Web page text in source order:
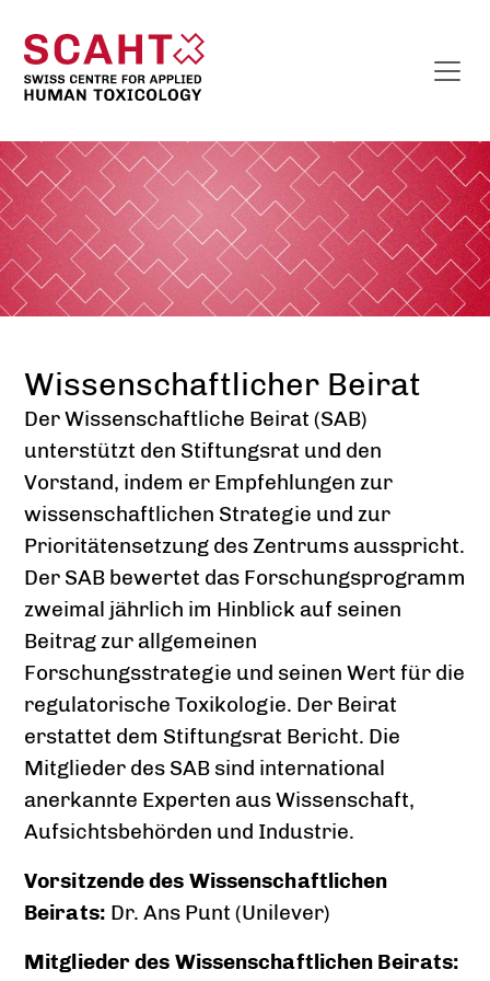
Wissenschaftlicher Beirat
Der Wissenschaftliche Beirat (SAB)
unterstützt den Stiftungsrat und den
Vorstand, indem er Empfehlungen zur
wissenschaftlichen Strategie und zur
Prioritätensetzung des Zentrums ausspricht.
Der SAB bewertet das Forschungsprogramm
zweimal jährlich im Hinblick auf seinen
Beitrag zur allgemeinen
Forschungsstrategie und seinen Wert für die
regulatorische Toxikologie. Der Beirat
erstattet dem Stiftungsrat Bericht. Die
Mitglieder des SAB sind international
anerkannte Experten aus Wissenschaft,
Aufsichtsbehörden und Industrie.
Vorsitzende des Wissenschaftlichen
Beirats: Dr. Ans Punt (Unilever)
Mitglieder des Wissenschaftlichen Beirats: